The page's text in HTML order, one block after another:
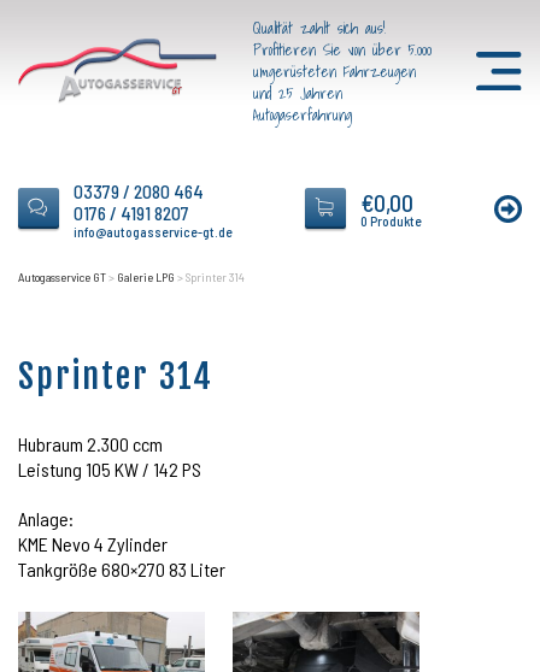
Qualität zahlt sich aus!
Profitieren Sie von über 5.000
umgerüsteten Fahrzeugen
und 25 Jahren
Autogaserfahrung
03379 / 2080 464
0176 / 4191 8207
info@autogasservice-gt.de
€0,00
0 Produkte
Autogasservice GT> Galerie LPG >Sprinter 314
Sprinter 314
Hubraum 2.300 ccm
Leistung 105 KW / 142 PS
Anlage:
KME Nevo 4 Zylinder
Tankgröße 680×270 83 Liter